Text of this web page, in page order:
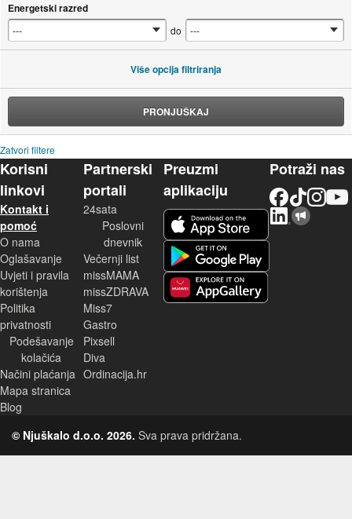
Energetski razred
do
Više opcija filtriranja
PRONJUŠKAJ
Zatvori filtere
Korisni
linkovi
Kontakt i
pomoć
O nama
Oglašavanje
Uvjeti i pravila
korištenja
Politika
privatnosti
Podešavanje
kolačića
Načini plaćanja
Mapa stranica
Blog
Partnerski
portali
24sata
Poslovni
dnevnik
Večernji list
missMAMA
missZDRAVA
Miss7
Gastro
Pixsell
Diva
Ordinacija.hr
Preuzmi
aplikaciju
Potraži nas
© Njuškalo d.o.o. 2026. Sva prava pridržana.